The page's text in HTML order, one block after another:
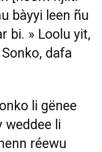
bàyyi leen ñu
bi. » Loolu yit,
dafa
li gënee
weddee li
réewu